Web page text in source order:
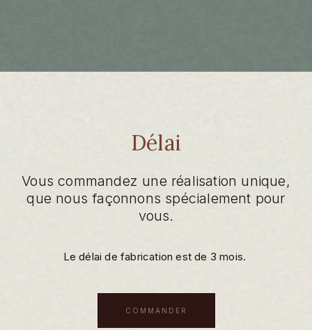
Délai
Vous commandez une réalisation unique,
que nous façonnons spécialement pour
vous.
Le délai de fabrication est de 3 mois.
COMMANDER